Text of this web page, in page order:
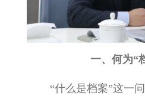
一、何为“
“什么是档案”这一